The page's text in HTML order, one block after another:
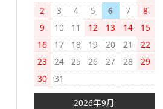
2
3 4 5 6 7
8
9
10 11 12 13 14
15
16
17 18 19 20 21
22
23
24 25 26 27 28
29
30
31
2026年9月